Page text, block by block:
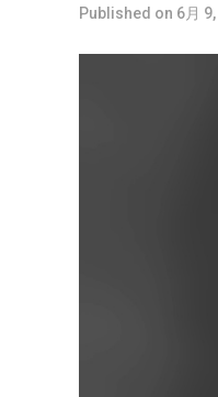
Published on 6月